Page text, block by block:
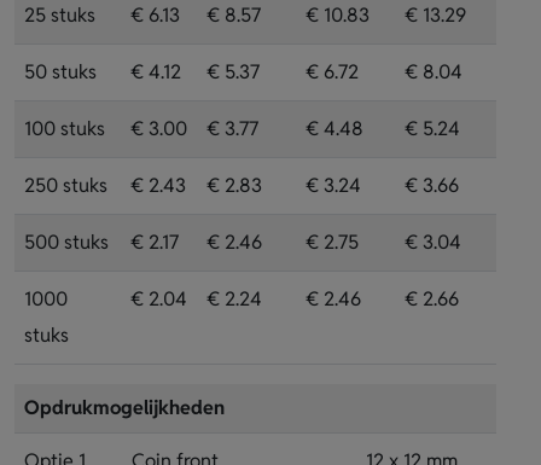
25 stuks € 6.13 € 8.57 € 10.83 € 13.29
50 stuks € 4.12 € 5.37 € 6.72 € 8.04
100 stuks € 3.00 € 3.77 € 4.48 € 5.24
250 stuks € 2.43 € 2.83 € 3.24 € 3.66
500 stuks € 2.17 € 2.46 € 2.75 € 3.04
1000
stuks
€ 2.04 € 2.24 € 2.46 € 2.66
Opdrukmogelijkheden